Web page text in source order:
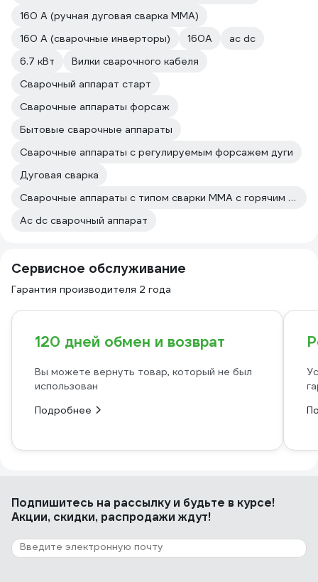
160 А (ручная дуговая сварка MMA)
160 А (сварочные инверторы)
160А
ac dc
6.7 кВт
Вилки сварочного кабеля
Сварочный аппарат старт
Сварочные аппараты форсаж
Бытовые сварочные аппараты
Сварочные аппараты с регулируемым форсажем дуги
Дуговая сварка
Сварочные аппараты с типом сварки MMA с горячим стартом
Ac dc сварочный аппарат
Сервисное обслуживание
Гарантия производителя 2 года
120 дней обмен и возврат
Вы можете вернуть товар, который не был
использован
Подробнее
Подпишитесь на рассылкуи будьте в курсе!
Акции, скидки, распродажи ждут!